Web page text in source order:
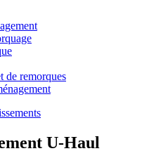
de remorques
U-Haul